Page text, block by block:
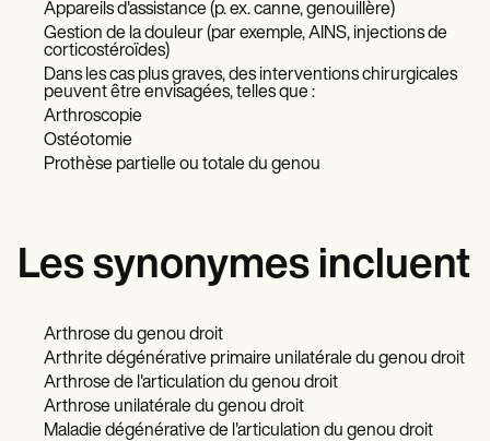
Appareils d'assistance (p. ex. canne, genouillère)
Gestion de la douleur (par exemple, AINS, injections de
corticostéroïdes)
Dans les cas plus graves, des interventions chirurgicales
peuvent être envisagées, telles que :
Arthroscopie
Ostéotomie
Prothèse partielle ou totale du genou
Les synonymes incluent
Arthrose du genou droit
Arthrite dégénérative primaire unilatérale du genou droit
Arthrose de l'articulation du genou droit
Arthrose unilatérale du genou droit
Maladie dégénérative de l'articulation du genou droit